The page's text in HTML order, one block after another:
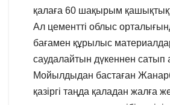
қалаға 60 шақырым
Ал цементті облыс
бағамен құрылыс
саудалайтын дүкеннен сатып
Мойылдыдан бастаған
қазіргі таңда қаладан жалға